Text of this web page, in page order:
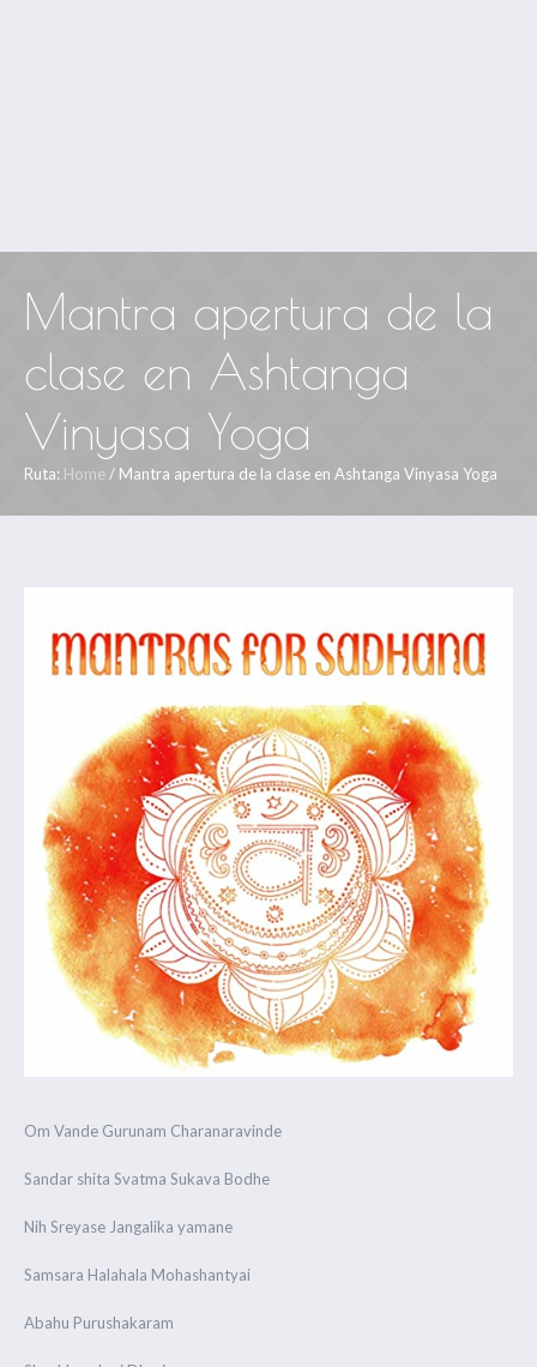
Mantra apertura de la
clase en Ashtanga
Vinyasa Yoga
Ruta: Home / Mantra apertura de la clase en Ashtanga Vinyasa Yoga
Om Vande Gurunam Charanaravinde
Sandar shita Svatma Sukava Bodhe
Nih Sreyase Jangalika yamane
Samsara Halahala Mohashantyai
Abahu Purushakaram